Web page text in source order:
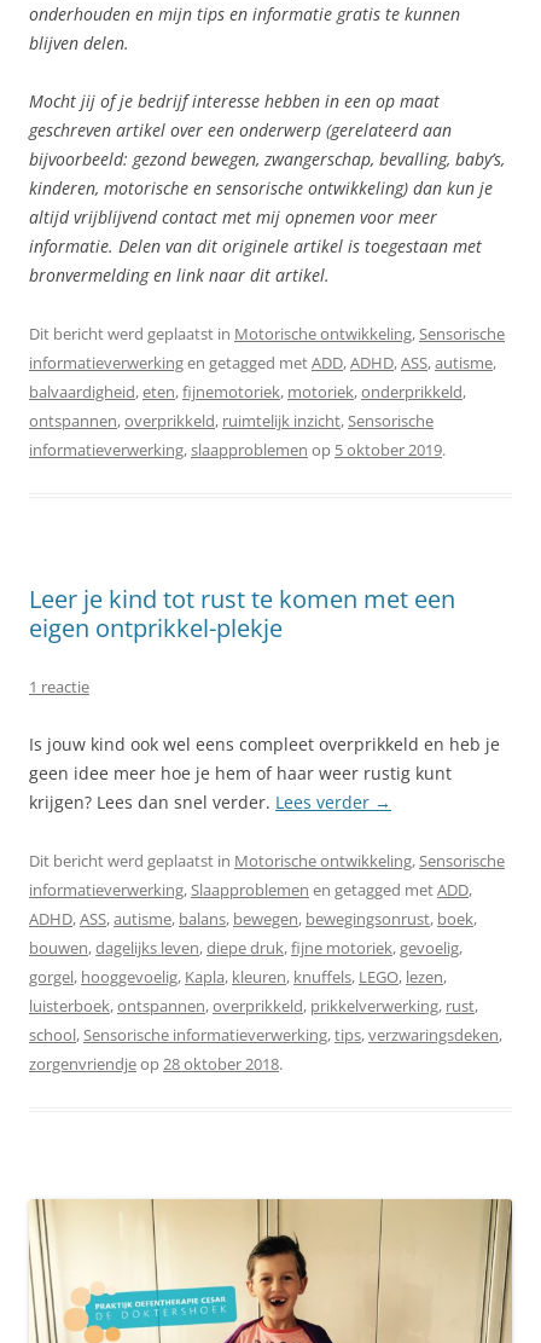
onderhouden en mijn tips en informatie gratis te kunnen
blijven delen.
Mocht jij of je bedrijf interesse hebben in een op maat
geschreven artikel over een onderwerp (gerelateerd aan
bijvoorbeeld: gezond bewegen, zwangerschap, bevalling, baby’s,
kinderen, motorische en sensorische ontwikkeling) dan kun je
altijd vrijblijvend contact met mij opnemen voor meer
informatie. Delen van dit originele artikel is toegestaan met
bronvermelding en link naar dit artikel.
Dit bericht werd geplaatst in Motorische ontwikkeling,Sensorische
informatieverwerkingen getagged metADD,ADHD,ASS,autisme,
balvaardigheid,eten,fijnemotoriek, motoriek,onderprikkeld,
ontspannen,overprikkeld, ruimtelijk inzicht,Sensorische
informatieverwerking,slaapproblemen op 5 oktober 2019.
Leer je kind tot rust te komen met een
eigen ontprikkel-plekje
1 reactie
Is jouw kind ook wel eens compleet overprikkeld en heb je
geen idee meer hoe je hem of haar weer rustig kunt
krijgen? Lees dan snel verder. Lees verder →
Dit bericht werd geplaatst in Motorische ontwikkeling,Sensorische
informatieverwerking,Slaapproblemen en getagged metADD,
ADHD,ASS,autisme, balans, bewegen, bewegingsonrust, boek,
bouwen,dagelijks leven,diepe druk,fijne motoriek,gevoelig,
gorgel, hooggevoelig, Kapla, kleuren, knuffels, LEGO, lezen,
luisterboek,ontspannen,overprikkeld, prikkelverwerking, rust,
school,Sensorische informatieverwerking,tips,verzwaringsdeken,
zorgenvriendjeop28 oktober 2018.